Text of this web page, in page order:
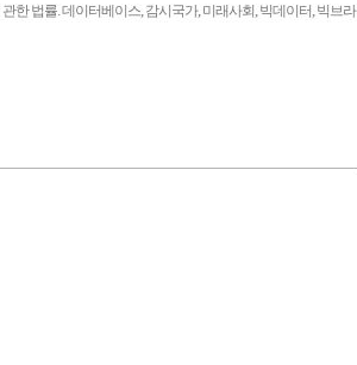
한 법률. 데이터베이스,감시국가,미래사회 ,빅데이터,빅브라